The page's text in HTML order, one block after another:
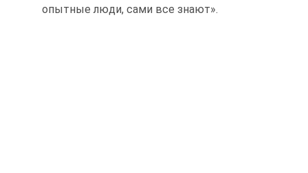
опытные люди, сами все знают».